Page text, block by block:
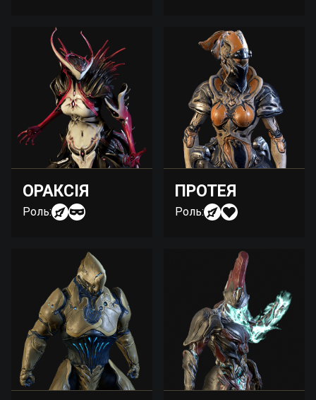
ОРАКСІЯ
Роль:
ПРОТЕЯ
Роль: